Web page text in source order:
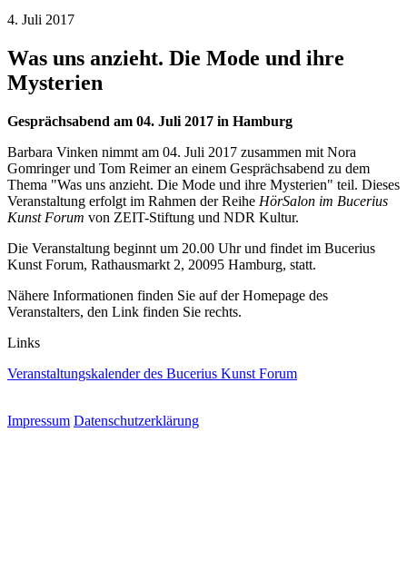
4. Juli 2017
Was uns anzieht. Die Mode und ihre
Mysterien
Gesprächsabend am 04. Juli 2017 in Hamburg
Barbara Vinken nimmt am 04. Juli 2017 zusammen mit Nora
Gomringer und Tom Reimer an einem Gesprächsabend zu dem
Thema "Was uns anzieht. Die Mode und ihre Mysterien" teil. Dieses
Veranstaltung erfolgt im Rahmen der Reihe HörSalon im Bucerius
Kunst Forum von ZEIT-Stiftung und NDR Kultur.
Die Veranstaltung beginnt um 20.00 Uhr und findet im Bucerius
Kunst Forum, Rathausmarkt 2, 20095 Hamburg, statt.
Nähere Informationen finden Sie auf der Homepage des
Veranstalters, den Link finden Sie rechts.
Links
Veranstaltungskalender des Bucerius Kunst Forum
Impressum Datenschutzerklärung